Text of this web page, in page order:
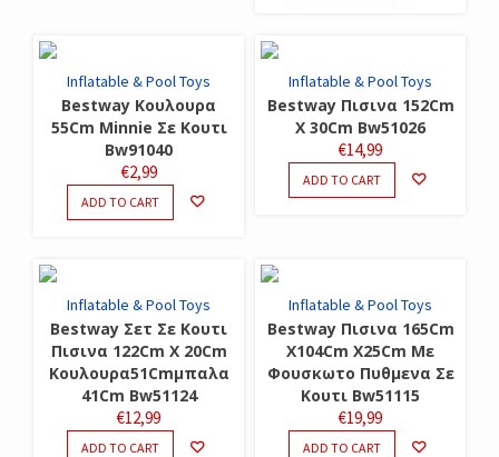
Inflatable & Pool Toys
Bestway Κουλουρα
55Cm Minnie Σε Κουτι
Bw91040
€2,99
ADD TO CART
Inflatable & Pool Toys
Bestway Πισινα 152Cm
X 30Cm Bw51026
€14,99
ADD TO CART
Inflatable & Pool Toys
Bestway Σετ Σε Κουτι
Πισινα 122Cm X 20Cm
Κουλουρα51Cmμπαλα
41Cm Bw51124
€12,99
ADD TO CART
Inflatable & Pool Toys
Bestway Πισινα 165Cm
X104Cm X25Cm Με
Φουσκωτο Πυθμενα Σε
Κουτι Bw51115
€19,99
ADD TO CART